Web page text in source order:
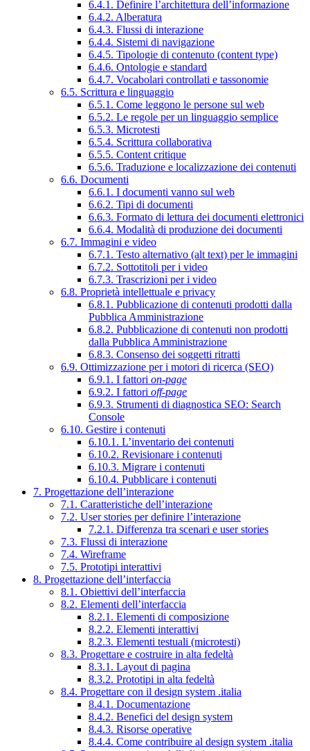
6.4.1. Definire l’architettura dell’informazione
6.4.2. Alberatura
6.4.3. Flussi di interazione
6.4.4. Sistemi di navigazione
6.4.5. Tipologie di contenuto (content type)
6.4.6. Ontologie e standard
6.4.7. Vocabolari controllati e tassonomie
6.5. Scrittura e linguaggio
6.5.1. Come leggono le persone sul web
6.5.2. Le regole per un linguaggio semplice
6.5.3. Microtesti
6.5.4. Scrittura collaborativa
6.5.5. Content critique
6.5.6. Traduzione e localizzazione dei contenuti
6.6. Documenti
6.6.1. I documenti vanno sul web
6.6.2. Tipi di documenti
6.6.3. Formato di lettura dei documenti elettronici
6.6.4. Modalità di produzione dei documenti
6.7. Immagini e video
6.7.1. Testo alternativo (alt text) per le immagini
6.7.2. Sottotitoli per i video
6.7.3. Trascrizioni per i video
6.8. Proprietà intellettuale e privacy
6.8.1. Pubblicazione di contenuti prodotti dalla
Pubblica Amministrazione
6.8.2. Pubblicazione di contenuti non prodotti
dalla Pubblica Amministrazione
6.8.3. Consenso dei soggetti ritratti
6.9. Ottimizzazione per i motori di ricerca (SEO)
6.9.1. I fattori on-page
6.9.2. I fattori off-page
6.9.3. Strumenti di diagnostica SEO: Search
Console
6.10. Gestire i contenuti
6.10.1. L’inventario dei contenuti
6.10.2. Revisionare i contenuti
6.10.3. Migrare i contenuti
6.10.4. Pubblicare i contenuti
7. Progettazione dell’interazione
7.1. Caratteristiche dell’interazione
7.2. User stories per definire l’interazione
7.2.1. Differenza tra scenari e user stories
7.3. Flussi di interazione
7.4. Wireframe
7.5. Prototipi interattivi
8. Progettazione dell’interfaccia
8.1. Obiettivi dell’interfaccia
8.2. Elementi dell’interfaccia
8.2.1. Elementi di composizione
8.2.2. Elementi interattivi
8.2.3. Elementi testuali (microtesti)
8.3. Progettare e costruire in alta fedeltà
8.3.1. Layout di pagina
8.3.2. Prototipi in alta fedeltà
8.4. Progettare con il design system .italia
8.4.1. Documentazione
8.4.2. Benefici del design system
8.4.3. Risorse operative
8.4.4. Come contribuire al design system .italia